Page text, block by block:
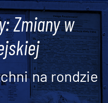
Zmiany w
na rondzie